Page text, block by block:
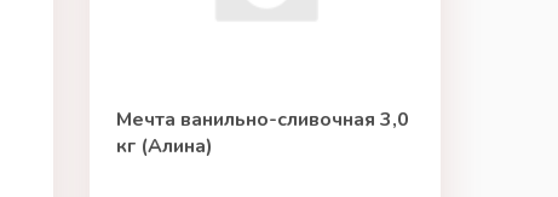
Мечта ванильно-сливочная 3,0
кг (Алина)